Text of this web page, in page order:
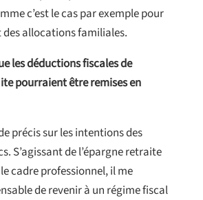
c’est le cas par exemple pour
allocations familiales.
les déductions fiscales de
pourraient être remises en
précis sur les intentions des
S’agissant de l’épargne retraite
cadre professionnel, il me
de revenir à un régime fiscal